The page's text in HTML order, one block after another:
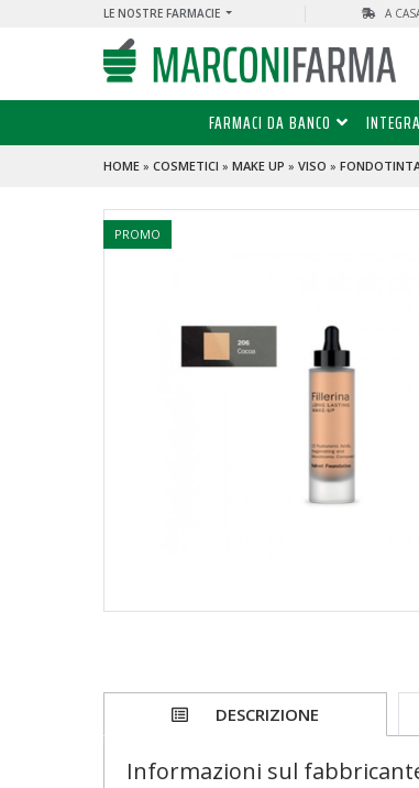
LE NOSTRE FARMACIE A
FARMACI DA BANCO
HOME» COSMETICI » MAKE UP » VISO »
PROMO
DESCRIZIONE
Informazioni sul